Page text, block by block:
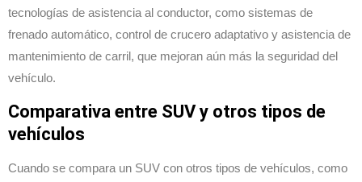
tecnologías de asistencia al conductor, como sistemas de
frenado automático, control de crucero adaptativo y asistencia de
mantenimiento de carril, que mejoran aún más la seguridad del
vehículo.
Comparativa entre SUV y otros tipos de
vehículos
Cuando se compara un SUV con otros tipos de vehículos, como